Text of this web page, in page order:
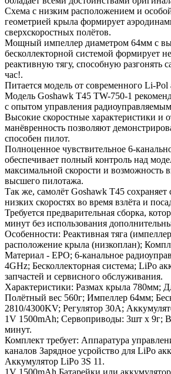
Схема с низким расположением и
геометрией крыла формирует
сверхскоростных полётов.
Мощный импеллер диаметром 64мм с
бесколлекторной системой формирует
реактивную тягу, способную разгонять
час!.
Питается модель от современного Li-Pol
Модель Goshawk T45 TW-750-1
с опытом управления
Высокие скоростные характеристики и
манёвренность позволяют
способен пилот.
Полноценное чувствительное 6-
обеспечивает полный контроль над
максимальной скорости и возможность
высшего пилотажа.
Так же, самолёт Goshawk T45 сохраняет
низких скоростях во время взлёта и
Требуется предварительная сборка,
минут без использования
Особенности: Реактивная тяга
расположение крыла (низкоплан);
Материал - EPO; 6-канальное
4GHz; Бесколлекторная система; LiPo
запчастей и сервисного обслуживания.
Характеристики: Размах крыла 780мм;
Полётный вес 560г; Импеллер 64мм;
2810/4300KV; Регулятор 30А;
1V 1500mAh; Сервоприводы: 3шт x 9г;
минут.
Комплект требует: Аппаратура
каналов Зарядное усройство для LiPo
Аккумулятор LiPo 3S 11.
1V 1500mAh Батарейки или